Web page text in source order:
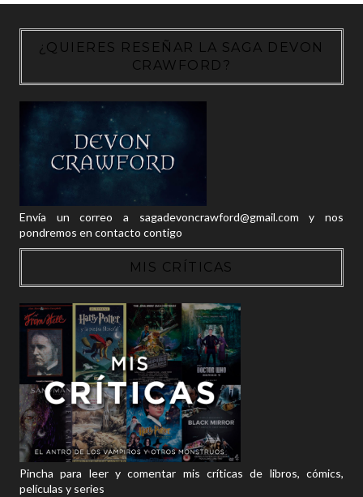
¿QUIERES RESEÑAR LA SAGA DEVON
CRAWFORD?
Envía un correo a sagadevoncrawford@gmail.com y nos
pondremos en contacto contigo
MIS CRÍTICAS
Pincha para leer y comentar mis críticas de libros, cómics,
películas y series